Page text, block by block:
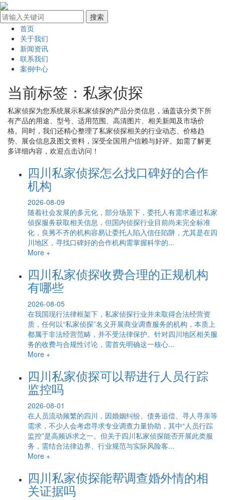
首页
关于我们
新闻资讯
联系我们
案例中心
当前标签： 私家侦探
私家侦探为您系统展示私家侦探的产品分类信息，涵盖该分类下所
有产品的用途、型号、适用范围、高清图片、相关新闻及市场价
格。同时，我们还精心整理了私家侦探相关的行业动态、价格趋
势、展会信息及图文资料，深受全国用户信赖与好评。如需了解更
多详细内容，欢迎点击访问！
四川私家侦探怎么找口碑好的合作
机构
2026-08-09
随着社会发展的多元化，部分场景下，委托人有需求通过私家
侦探服务获取相关信息，但国内侦探行业目前尚未完全标准
化，良莠不齐的机构容易让委托人陷入信任陷阱，尤其是在四
川地区，寻找口碑好的合作机构需掌握科学的...
More +
四川私家侦探收费合理的正规机构
有哪些
2026-08-05
在我国现行法律框架下，私家侦探行业并未取得合法经营资
质，任何以“私家侦探”名义开展商业调查服务的机构，本质上
都属于非法经营范畴，并不受法律保护。针对四川地区相关服
务的收费与合规性讨论，需首先明确这一核心...
More +
四川私家侦探可以帮进行人员行踪
监控吗
2026-08-01
在人员流动频繁的四川，因婚姻纠纷、债务追偿、寻人寻亲等
需求，不少人会考虑寻求专业调查力量协助，其中“人员行踪
监控”是高频诉求之一。但关于四川私家侦探能否开展此类服
务，需结合法律边界、行业规范与实际风险客...
More +
四川私家侦探能帮调查婚外情的相
关证据吗